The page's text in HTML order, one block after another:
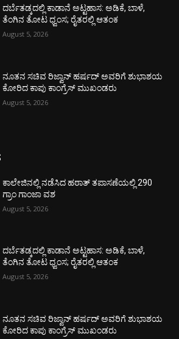
ದರ್ಬೆತಡ್ಕದಲ್ಲಿ ಕಾಡಾನೆ ಅಟ್ಟಹಾಸ: ಅಡಿಕೆ, ಬಾಳೆ,
ತೆಂಗಿನ ತೋಟ ಧ್ವಂಸ; ರೈತರಲ್ಲಿ ಆತಂಕ
August 5, 2026
ನೂತನ ಸಚಿವ ರಿಜ್ವಾನ್ ಹರ್ಷದ್ ಅವರಿಗೆ ಶುಭಾಶಯ
ಕೋರಿದ ಕಾಪು ಕಾಂಗ್ರೆಸ್ ಮುಖಂಡರು
August 5, 2026
ಕಾಲೇಜಿನಲ್ಲಿ ನಡೆಸಿದ ಹಠಾತ್ ತಪಾಸಣೆಯಲ್ಲಿ 290
ಗ್ರಾಂ ಗಾಂಜಾ ವಶ
August 5, 2026
ದರ್ಬೆತಡ್ಕದಲ್ಲಿ ಕಾಡಾನೆ ಅಟ್ಟಹಾಸ: ಅಡಿಕೆ, ಬಾಳೆ,
ತೆಂಗಿನ ತೋಟ ಧ್ವಂಸ; ರೈತರಲ್ಲಿ ಆತಂಕ
August 5, 2026
ನೂತನ ಸಚಿವ ರಿಜ್ವಾನ್ ಹರ್ಷದ್ ಅವರಿಗೆ ಶುಭಾಶಯ
ಕೋರಿದ ಕಾಪು ಕಾಂಗ್ರೆಸ್ ಮುಖಂಡರು